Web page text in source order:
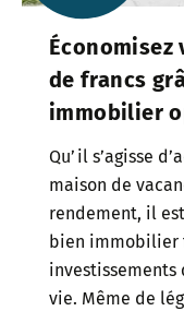
de francs
immobilier
Qu’il s’agisse
maison de
rendement, il
bien immobilier
investissements
vie. Même de